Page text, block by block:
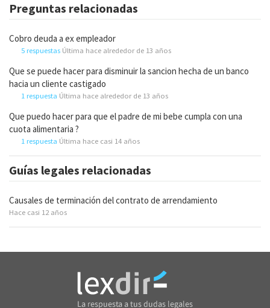
Preguntas relacionadas
Cobro deuda a ex empleador
5 respuestas Última hace alrededor de 13 años
Que se puede hacer para disminuir la sancion hecha de un banco
hacia un cliente castigado
1 respuesta Última hace alrededor de 13 años
Que puedo hacer para que el padre de mi bebe cumpla con una
cuota alimentaria ?
1 respuesta Última hace casi 14 años
Guías legales relacionadas
Causales de terminación del contrato de arrendamiento
Hace casi 12 años